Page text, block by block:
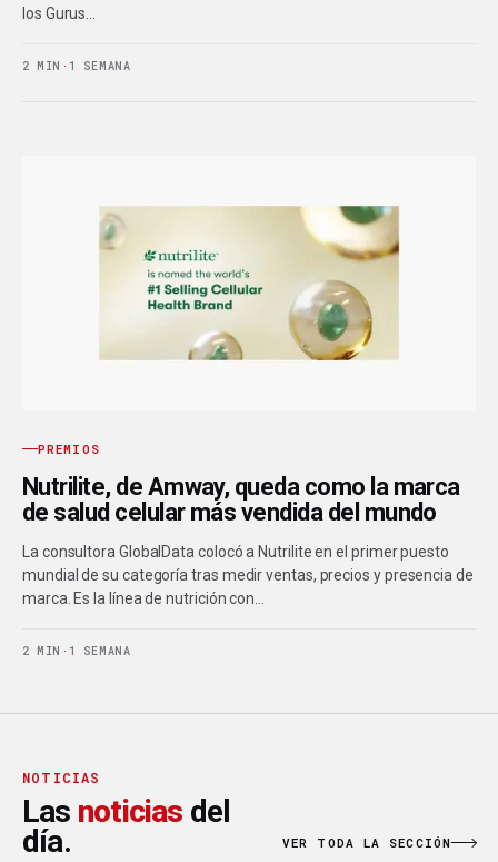
los Gurus…
2 MIN · 1 SEMANA
PREMIOS
Nutrilite, de Amway, queda como la marca
de salud celular más vendida del mundo
La consultora GlobalData colocó a Nutrilite en el primer puesto
mundial de su categoría tras medir ventas, precios y presencia de
marca. Es la línea de nutrición con…
2 MIN · 1 SEMANA
NOTICIAS
Las noticias del
día.
VER TODA LA SECCIÓN